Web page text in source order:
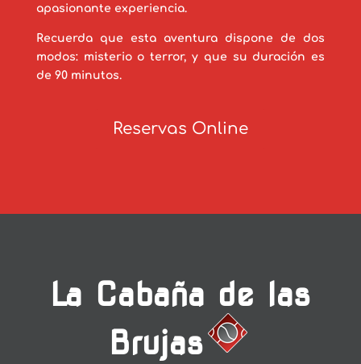
apasionante experiencia.
Recuerda que esta aventura dispone de dos
modos: misterio o terror, y que su duración es
de 90 minutos.
Reservas Online
La Cabaña de las
Brujas